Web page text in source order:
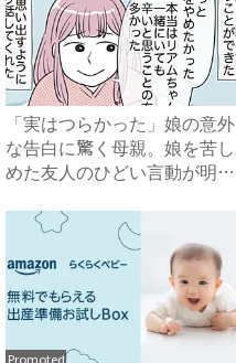
「実はつらかった」娘の意外
な告白に驚く母親。娘を苦し
めた友人のひどい言動が明ら
Promoted